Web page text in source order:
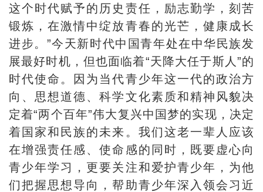
这个时代赋予的历史责任，励志勤学，刻苦
锻炼，在激情中绽放青春的光芒，健康成长
进步。”今天新时代中国青年处在中华民族发
展最好时机，但也面临着“天降大任于斯人”的
时代使命。因为当代青少年这一代的政治方
向、思想道德、科学文化素质和精神风貌决
定着“两个百年”伟大复兴中国梦的实现，决定
着国家和民族的未来。我们这老一辈人应该
在增强责任感、使命感的同时，既要虚心向
青少年学习，更要关注和爱护青少年，为他
们把握思想导向，帮助青少年深入领会习近